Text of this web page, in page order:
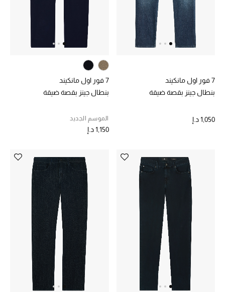
مستلزمات المنزل
تسوقوا للمنزل
عرض كل التنزيلات
مجوهرات عصرية للنساء
إكسسوارات للرجال
مجوهرات فاخرة للأطفال
هدايا مُعبرة
تسوقوا المجوهرات
7 فور اول مانكيند
بنطال جينز بقصة ضيقة
1,050 د.إ
7 فور اول مانكيند
بنطال جينز بقصة ضيقة
الموسم الجديد
1,150 د.إ